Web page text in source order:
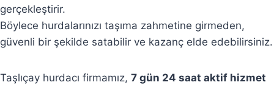
gerçekleştirir.
Böylece hurdalarınızı taşıma zahmetine girmeden,
güvenli bir şekilde satabilir ve kazanç elde edebilirsiniz.
Taşlıçay hurdacı firmamız, 7 gün 24 saat aktif hizmet